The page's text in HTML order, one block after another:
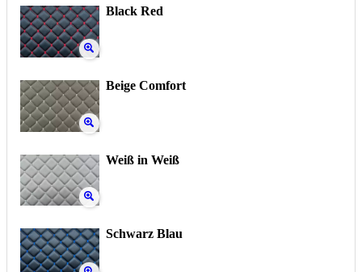
Black Red
Beige Comfort
Weiß in Weiß
Schwarz Blau